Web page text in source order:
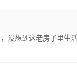
没想到这老房子里生